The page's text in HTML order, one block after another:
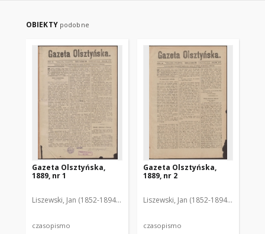
OBIEKTY podobne
Gazeta Olsztyńska,
1889, nr 1
Liszewski, Jan (1852-1894). Red.
czasopismo
Gazeta Olsztyńska,
1889, nr 2
Liszewski, Jan (1852-1894). Red.
czasopismo